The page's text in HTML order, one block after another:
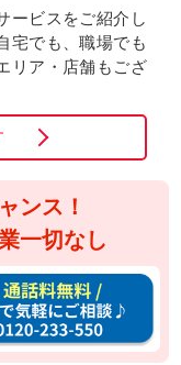
ービスをご紹介し
宅でも、職場でも
リア・店舗もござ
ンス！
一切なし